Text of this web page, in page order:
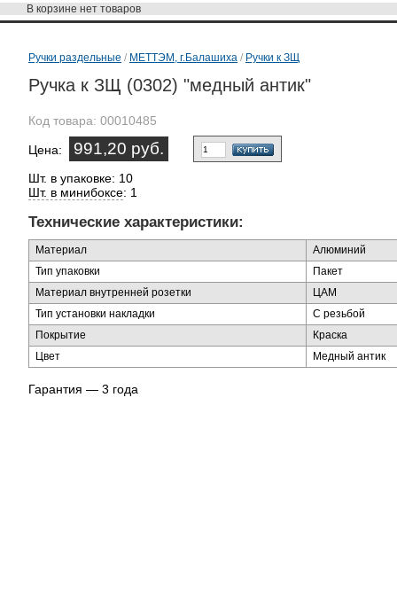
В корзине нет товаров
Ручки раздельные / МЕТТЭМ, г.Балашиха / Ручки к ЗЩ
Ручка к ЗЩ (0302) "медный антик"
Код товара: 00010485
Цена: 991,20 руб.
Шт. в упаковке: 10
Шт. в минибоксе: 1
Технические характеристики:
Материал
Алюминий
Тип упаковки
Пакет
Материал внутренней розетки
ЦАМ
Тип установки накладки
С резьбой
Покрытие
Краска
Цвет
Медный антик
Гарантия — 3 года